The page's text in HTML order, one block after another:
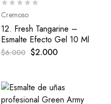
Cremoso
12. Fresh Tangarine –
Esmalte Efecto Gel 10 Ml
$6.000 $2.000